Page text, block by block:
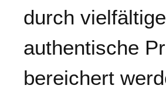
durch
authentische
bereichert